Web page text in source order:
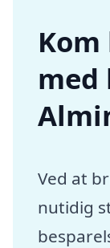
Ved at
nutidig